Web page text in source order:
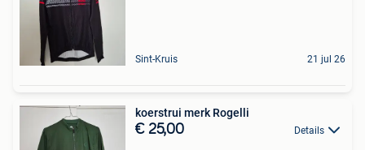
Sint-Kruis 21 jul 26
koerstrui merk Rogelli
€ 25,00 Details